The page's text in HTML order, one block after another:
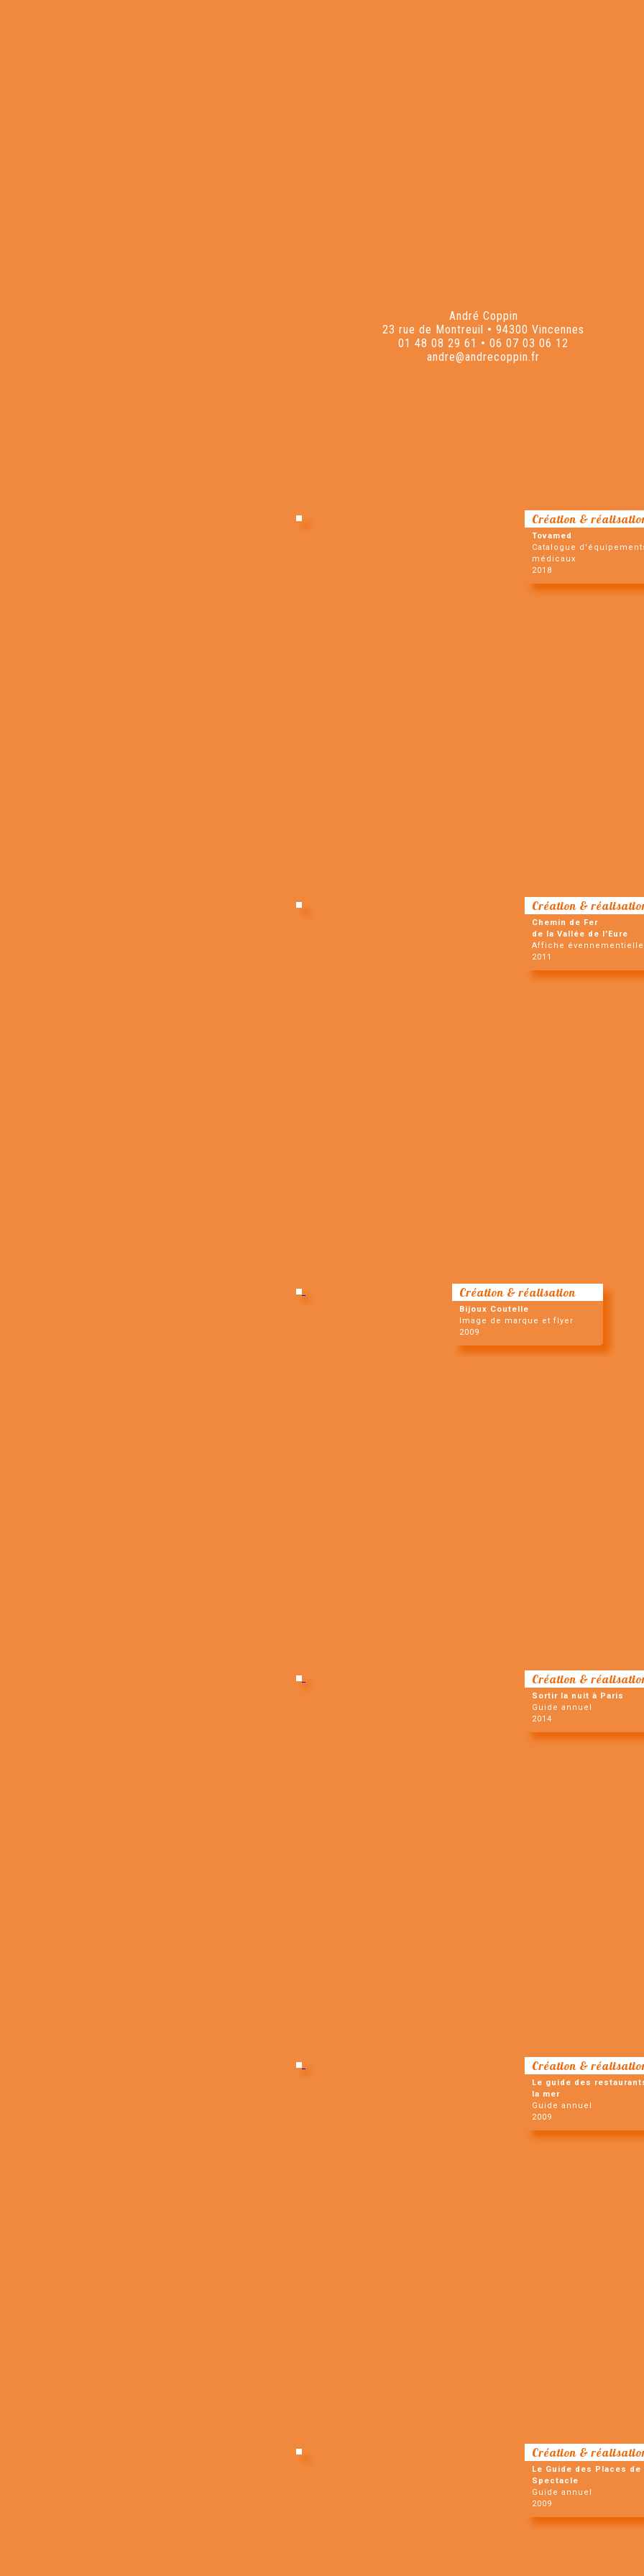
André Coppin
23 rue de Montreuil • 94300 Vincennes
01 48 08 29 61 • 06 07 03 06 12
andre@andrecoppin.fr
Création &
Tovamed
Catalogue
médicaux
2018
Création &
Chemin de Fer
de la Vallée de l'Eure
Affiche évennementielle
2011
Création & réalisation
Bijoux Coutelle
Image de marque et flyer
2009
Création &
Sortir la nuit à Paris
Guide annuel
2014
Création &
Le guide des
la mer
Guide annuel
2009
Création &
Le Guide des Places de
Spectacle
Guide annuel
2009